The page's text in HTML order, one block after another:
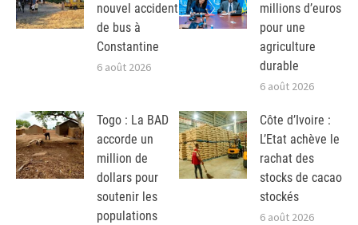
nouvel accident
de bus à
Constantine
6 août 2026
millions d’euros
pour une
agriculture
durable
6 août 2026
Togo : La BAD
accorde un
million de
dollars pour
soutenir les
populations
Côte d’Ivoire :
L’Etat achève le
rachat des
stocks de cacao
stockés
6 août 2026